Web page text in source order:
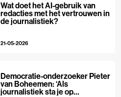
Wat doet het AI-gebruik van
redacties met het vertrouwen in
de journalistiek?
21-05-2026
Democratie-onderzoeker Pieter
van Boheemen: ‘Als
journalistiek sta je op